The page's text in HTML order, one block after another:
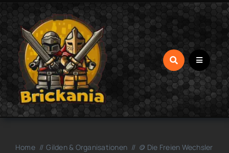
Zum
Inhalt
springen
Home Gilden & Organisationen 🪙 Die Freien Wechsler